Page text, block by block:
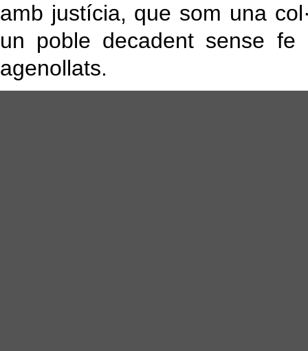
amb justícia, que som una
un poble decadent sense
agenollats.